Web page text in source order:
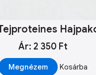
Ár: 2 350 Ft
Megnézem Kosárba